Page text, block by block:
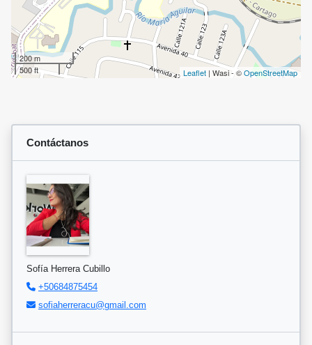
200 m
500 ft
Leaflet | Wasi - ©OpenStreetMap
Contáctanos
Sofía Herrera Cubillo
+50684875454
sofiaherreracu@gmail.com